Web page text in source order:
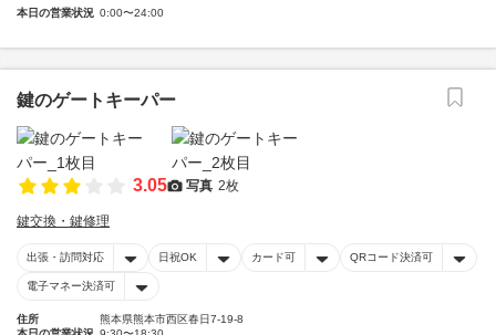
本日の営業状況 0:00〜24:00
鍵のゲートキーパー
3.05 写真 2枚
鍵交換・鍵修理
出張・訪問対応 日祝OK カード可 QRコード決済可
電子マネー決済可
住所
熊本県熊本市西区春日7-19-8